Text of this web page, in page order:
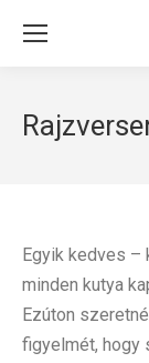
Egyik kedves –
minden kutya
Ezúton
figyelmét, hogy